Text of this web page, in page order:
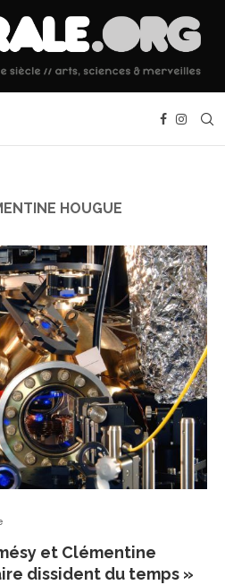
HOUGUE
et Clémentine
dissident du temps »